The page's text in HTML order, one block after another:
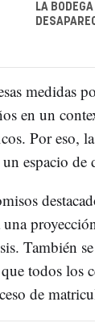
LA
medidas
en un
Por eso,
un espacio
También
todos los
de